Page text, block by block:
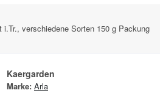
i.Tr., verschiedene Sorten 150 g Packung
Kaergarden
Marke: Arla